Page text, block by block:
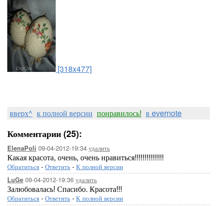
[318x477]
вверх^ к полной версии понравилось! в evernote
Комментарии (25):
ElenaPoli 09-04-2012-19:34 удалить
Какая красота, очень, очень нравиться!!!!!!!!!!!!!!!
Обратиться - Ответить - К полной версии
LuGe 09-04-2012-19:36 удалить
Залюбовалась! Спасибо. Красота!!!
Обратиться - Ответить - К полной версии